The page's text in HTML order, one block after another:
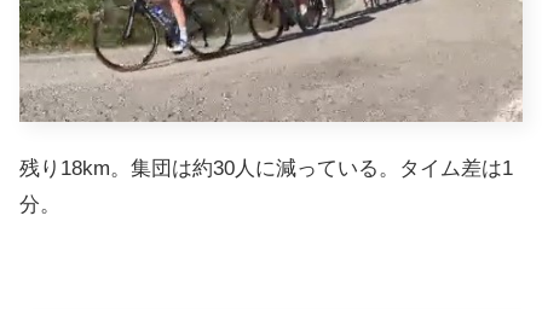
残り18km。集団は約30人に減っている。タイム差は1
分。